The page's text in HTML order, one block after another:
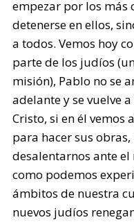
empezar por los más
detenerse en ellos,
a todos. Vemos hoy
parte de los judíos
misión), Pablo no se
adelante y se vuelve
Cristo, si en él vemos
para hacer sus
desalentarnos ante el
como podemos
ámbitos de nuestra
nuevos judíos